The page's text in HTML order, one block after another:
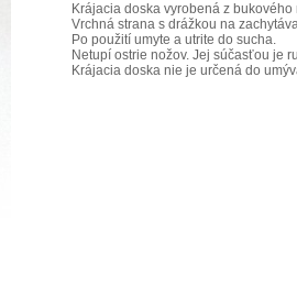
Krájacia doska vyrobená z bukového
Vrchná strana s drážkou na
Po použití umyte a utrite do sucha.
Netupí ostrie nožov. Jej súčasťou je
Krájacia doska nie je určená do